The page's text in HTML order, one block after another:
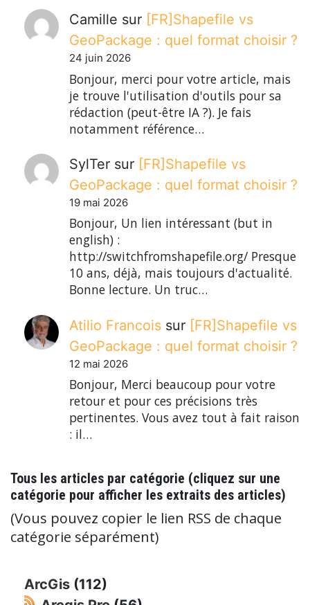
Camille sur [FR]Shapefile vs
GeoPackage : quel format choisir ?
24 juin 2026
Bonjour, merci pour votre article, mais
je trouve l'utilisation d'outils pour sa
rédaction (peut-être IA ?). Je fais
notamment référence…
SylTer sur [FR]Shapefile vs
GeoPackage : quel format choisir ?
19 mai 2026
Bonjour, Un lien intéressant (but in
english) :
http://switchfromshapefile.org/ Presque
10 ans, déjà, mais toujours d'actualité.
Bonne lecture. Un truc…
Atilio Francois sur [FR]Shapefile vs
GeoPackage : quel format choisir ?
12 mai 2026
Bonjour, Merci beaucoup pour votre
retour et pour ces précisions très
pertinentes. Vous avez tout à fait raison
: il…
Tous les articles par catégorie (cliquez sur une
catégorie pour afficher les extraits des articles)
(Vous pouvez copier le lien RSS de chaque
catégorie séparément)
ArcGis (112)